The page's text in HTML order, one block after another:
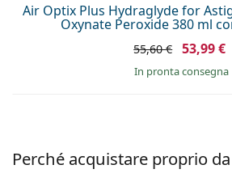
Air Optix Plus Hydraglyde for
Oxynate Peroxide 380 ml
55,60 € 53,99 €
in pronta consegna
Perché acquistare proprio